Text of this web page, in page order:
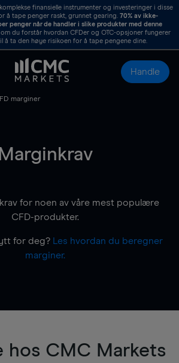
finansielle instrumenter og investeringer i disse
å tape penger raskt, grunnet gearing.70% av ikke-
penger når de handler i slike produkter med denne
du forstår hvordan CFDer og OTC-opsjoner fungerer
å ta den høye risikoen for å tape pengene dine.
Handle
marginer
Marginkrav
for noen av våre mest populære
CFD-produkter.
for deg?
Les hvordan du beregner
marginer.
hos CMC Markets